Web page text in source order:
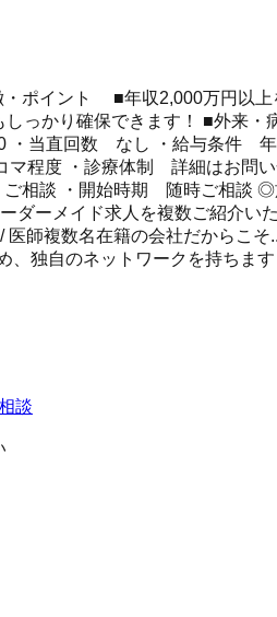
ント ■年収2,000万円以上を
っかり確保できます！ ■外来
当直回数 なし ・給与条件
コマ程度 ・診療体制 詳細
・開始時期 随時ご相談 ◎
を複数ご紹介いたします
医師複数名在籍の会社だから
独自のネットワークを持ちま
談